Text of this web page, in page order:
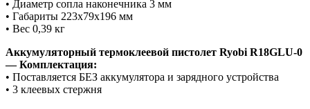
• Диаметр сопла наконечника 3 мм
• Габариты 223х79х196 мм
• Вес 0,39 кг
Аккумуляторный термоклеевой пистолет Ryobi R18GLU-0
— Комплектация:
• Поставляется БЕЗ аккумулятора и зарядного устройства
• 3 клеевых стержня